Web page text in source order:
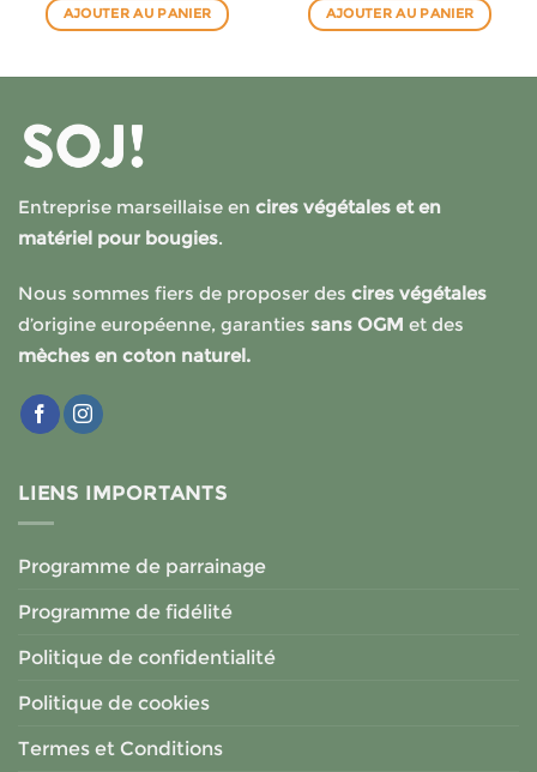
AJOUTER AU PANIER AJOUTER AU PANIER
Entreprise marseillaise en cires végétales et en
matériel pour bougies.
Nous sommes fiers de proposer des cires végétales
d’origine européenne, garanties sans OGM et des
mèches en coton naturel.
LIENS IMPORTANTS
Programme de parrainage
Programme de fidélité
Politique de confidentialité
Politique de cookies
Termes et Conditions